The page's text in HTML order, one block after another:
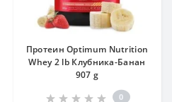
Протеин Optimum Nutrition
Whey 2 lb Клубника-Банан
907 g
0